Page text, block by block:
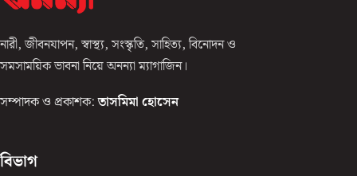
নারী, জীবনযাপন, স্বাস্থ্য, সংস্কৃতি, সাহিত্য, বিনোদন ও
সমসাময়িক ভাবনা নিয়ে অনন্যা ম্যাগাজিন।
সম্পাদক ও প্রকাশক: তাসমিমা হোসেন
বিভাগ